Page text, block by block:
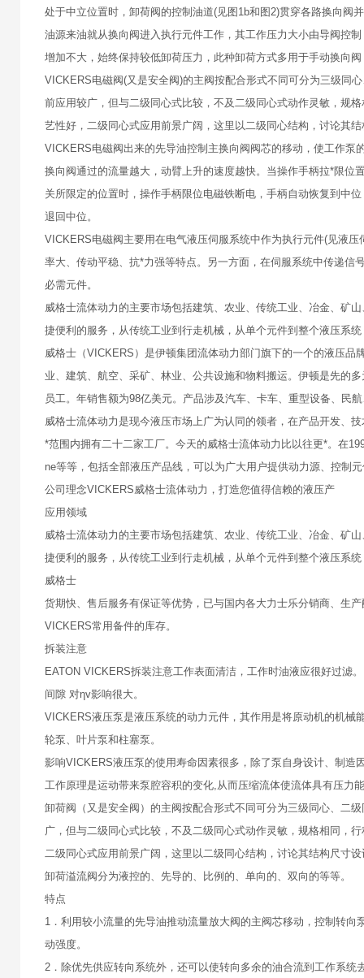
处于中立位置时，卸荷阀的控制油道(见图1b和图2)贯穿各路换向阀
油源来油就从换向阀进入执行元件工作，其工作压力大小由导阀控
增加不大，始终保持较低卸荷压力，此种卸荷方式多用于手动换向
VICKERS电磁阀(又是安全阀)的主阀按配合形式不同可分为三级同
前应用较广，但与二级同心式比较，不及二级同心式动作灵敏，规
艺性好，二级同心式应用前景广阔，这里以二级同心结构，讨论其
VICKERS电磁阀出来的先导油控制主换向阀阀芯的移动，使工作
换向阀通过的流量越大，动臂上升的速度越快。当操作手柄拉*限
关所限定的位置时，操作手柄限位电磁铁断电，手柄自动恢复到中
退回中位。
VICKERS电磁阀主要用在电气液压伺服系统中作为执行元件(见液
率大、传动平稳、抗*力强等特点。另一方面，在伺服系统中传递
必需元件。
威格士流体动力的主要市场包括建筑、农业、传统工业、冶金、矿
捷便利的服务，从传统工业到行走机械，从单个元件到整个液压系
威格士（VICKERS）是伊顿集团流体动力部门旗下的一个的液压
业、建筑、航空、采矿、林业、公共设施和物料搬运。伊顿是先的
员工。年销售额为98亿美元。产品涉及汽车、卡车、重型设备、民
威格士流体动力是现今液压市场上广为认同的领者，在产品开发、
*范围内拥有二十二家工厂。今天的威格士流体动力比以往更*。在
ne等等，包括全部液压产品线，可以为广大用户提供动力源、控制
公司理念VICKERS威格士流体动力，打造您值得信赖的液压产
应用领域
威格士流体动力的主要市场包括建筑、农业、传统工业、冶金、矿
捷便利的服务，从传统工业到行走机械，从单个元件到整个液压系
威格士
货期快、售后服务有保证等优势，已与国内各大力士乐分销商、生
VICKERS常用备件的库存。
拆装注意
EATON VICKERS拆装注意工作表面清洁，工作时油液应很好过滤
间隙 对ηv影响很大。
VICKERS液压泵是液压系统的动力元件，其作用是将原动机的机
轮泵、叶片泵和柱塞泵。
影响VICKERS液压泵的使用寿命因素很多，除了泵自身设计、制
工作原理是运动带来泵腔容积的变化,从而压缩流体使流体具有压力
卸荷阀（又是安全阀）的主阀按配合形式不同可分为三级同心、二
广，但与二级同心式比较，不及二级同心式动作灵敏，规格相同，
二级同心式应用前景广阔，这里以二级同心结构，讨论其结构尺寸
卸荷溢流阀分为液控的、先导的、比例的、单向的、双向的等等。
特点
1．利用较小流量的先导油推动流量放大阀的主阀芯移动，控制转
动强度。
2．除优先供应转向系统外，还可以使转向多余的油合流到工作系